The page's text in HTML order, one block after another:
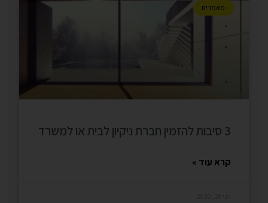
מאמרים
3 סיבות להזמין חברת ניקיון לבית או למשרד
קרא עוד »